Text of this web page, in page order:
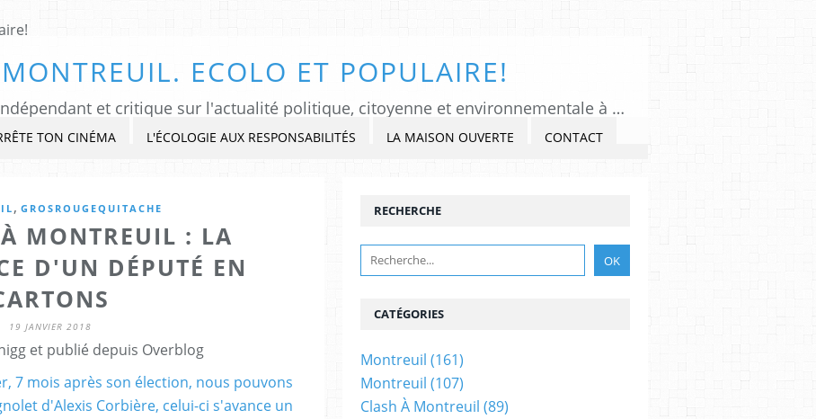
ECOLO ET POPULAIRE!
Tous Montreuil, un regard indépendant et critique sur l'actualité politique, citoyenne et environnementale à Montreuil sous Bois, Seine-Saint-Denis. Veiller, Lancer l'alerte, commenter et critiquer l'exercice du pouvoir, s'impliquer dans la Cité, au présent et au futur!
TON CINÉMA L'ÉCOLOGIE AUX RESPONSABILITÉS LA MAISON OUVERTE CONTACT
, GROSROUGEQUITACHE
MONTREUIL : LA
D'UN DÉPUTÉ EN
19 JANVIER 2018
et publié depuis Overblog
RECHERCHE
CATÉGORIES
Montreuil (161)
Montreuil (107)
Clash À Montreuil (89)